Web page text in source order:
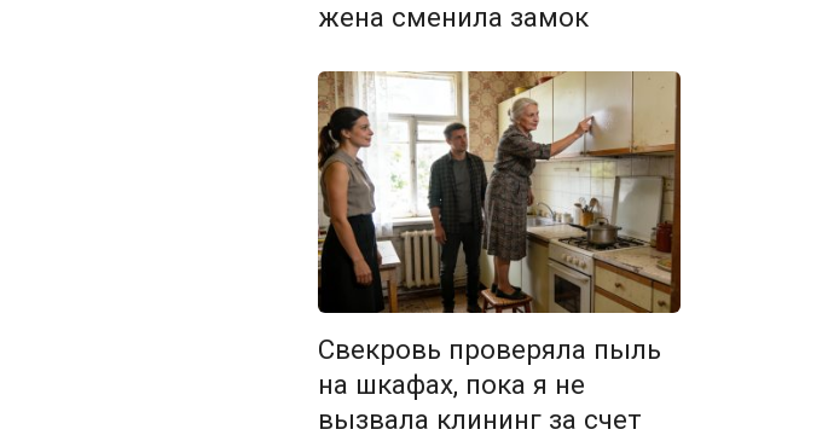
жена сменила замок
Свекровь проверяла пыль
на шкафах, пока я не
вызвала клининг за счет